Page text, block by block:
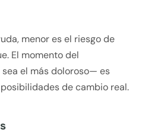
menor es el riesgo de
El momento del
el más doloroso— es
de cambio real.